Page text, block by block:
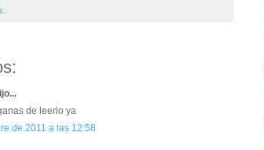
de leerlo ya
de 2011 a las 12:58